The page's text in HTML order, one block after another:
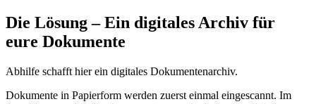
Die Lösung – Ein digitales Archiv für
eure Dokumente
Abhilfe schafft hier ein digitales Dokumentenarchiv.
Dokumente in Papierform werden zuerst einmal eingescannt. Im